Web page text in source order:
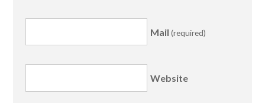
Mail (required)
Website